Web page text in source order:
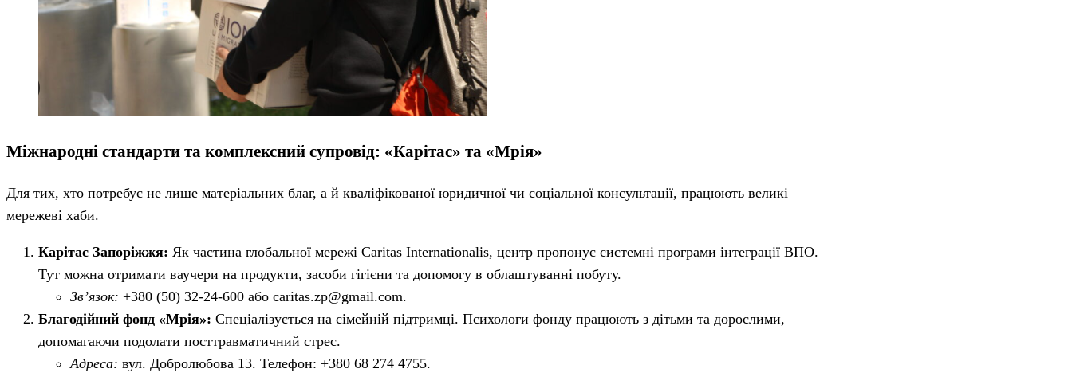
Міжнародні стандарти та комплексний супровід: «Карітас» та «Мрія»
Для тих, хто потребує не лише матеріальних благ, а й кваліфікованої юридичної чи соціальної консультації, працюють великі
мережеві хаби.
Карітас Запоріжжя: Як частина глобальної мережі Caritas Internationalis, центр пропонує системні програми інтеграції ВПО.
Тут можна отримати ваучери на продукти, засоби гігієни та допомогу в облаштуванні побуту.
Зв’язок: +380 (50) 32-24-600 або caritas.zp@gmail.com.
Благодійний фонд «Мрія»: Спеціалізується на сімейній підтримці. Психологи фонду працюють з дітьми та дорослими,
допомагаючи подолати посттравматичний стрес.
Адреса: вул. Добролюбова 13. Телефон: +380 68 274 4755.